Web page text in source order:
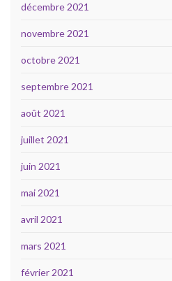
décembre 2021
novembre 2021
octobre 2021
septembre 2021
août 2021
juillet 2021
juin 2021
mai 2021
avril 2021
mars 2021
février 2021